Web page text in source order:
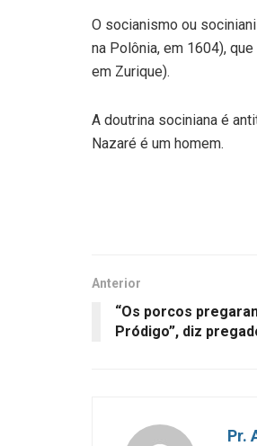
O socianismo ou
na Polônia, em 1604),
em Zurique).
A doutrina sociniana é
Nazaré é um homem.
Anterior
“Os porcos
Pródigo”, diz
Pr.